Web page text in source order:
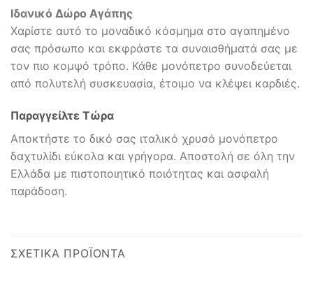
Ιδανικό Δώρο Αγάπης
Χαρίστε αυτό το μοναδικό κόσμημα στο αγαπημένο
σας πρόσωπο και εκφράστε τα συναισθήματά σας με
τον πιο κομψό τρόπο. Κάθε μονόπετρο συνοδεύεται
από πολυτελή συσκευασία, έτοιμο να κλέψει καρδιές.
Παραγγείλτε Τώρα
Αποκτήστε το δικό σας ιταλικό χρυσό μονόπετρο
δαχτυλίδι εύκολα και γρήγορα. Αποστολή σε όλη την
Ελλάδα με πιστοποιητικό ποιότητας και ασφαλή
παράδοση.
ΣΧΕΤΙΚΆ ΠΡΟΪΌΝΤΑ